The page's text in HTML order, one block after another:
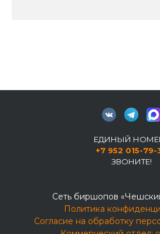
ЕДИНЫЙ
+7 952 015-79-
ЗВОНИТЕ!
Сеть биршопов
Политика
Согласие на обработку